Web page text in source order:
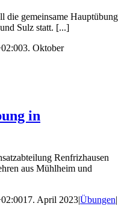
die gemeinsame Hauptübung
Sulz statt. [...]
3. Oktober
in
Renfrizhausen
aus Mühlheim und
17. April 2023|Übungen|